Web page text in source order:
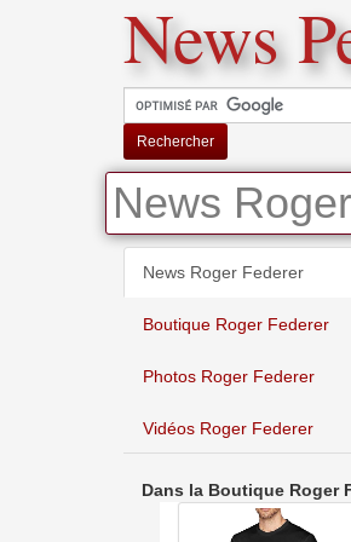
News
Rechercher
News
News Roger Federer
Boutique Roger Federer
Photos Roger Federer
Vidéos Roger Federer
Dans la Boutique Roger